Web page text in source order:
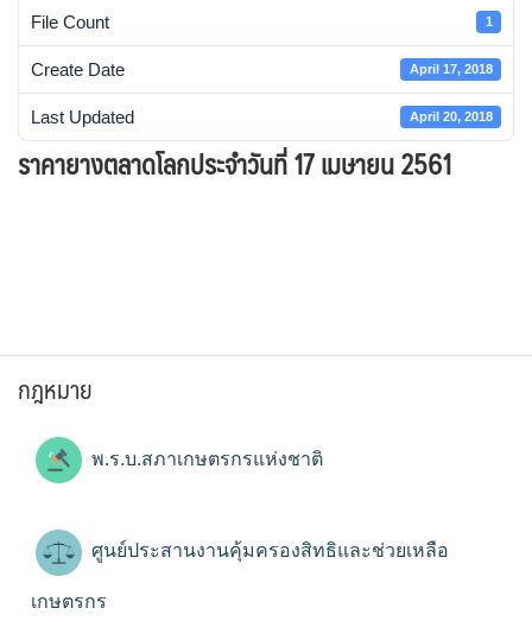
Search
File Count 1
Create Date April 17, 2018
Last Updated April 20, 2018
ราคายางตลาดโลกประจำวันที่ 17 เมษายน 2561
กฎหมาย
พ.ร.บ.สภาเกษตรกรแห่งชาติ
ศูนย์ประสานงานคุ้มครองสิทธิและช่วยเหลือ
เกษตรกร